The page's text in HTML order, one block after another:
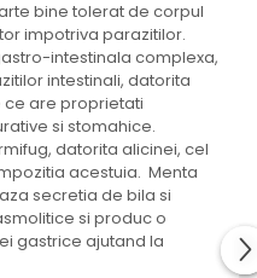
bine tolerat de corpul
impotriva parazitilor.
intestinala complexa,
intestinali, datorita
ce are proprietati
si stomahice.
datorita alicinei, cel
acestuia. Menta
secretia de bila si
si produc o
gastrice ajutand la